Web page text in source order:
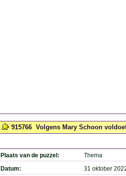
915766 Volgens Mary Schoon
Plaats van de puzzel:
Thema
Datum:
31 oktober